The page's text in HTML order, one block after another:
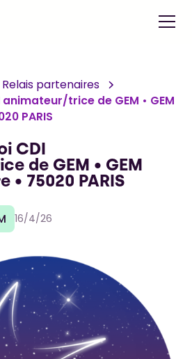
Relais partenaires
trice de GEM • GEM
PARIS
CDI
de GEM • GEM
• 75020 PARIS
16/4/26